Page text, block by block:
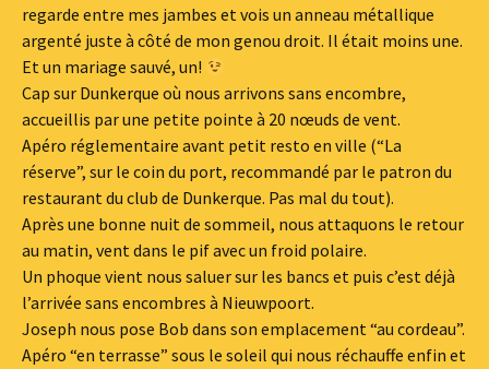
regarde entre mes jambes et vois un anneau métallique
argenté juste à côté de mon genou droit. Il était moins une.
Et un mariage sauvé, un!
Cap sur Dunkerque où nous arrivons sans encombre,
accueillis par une petite pointe à 20 nœuds de vent.
Apéro réglementaire avant petit resto en ville (“La
réserve”, sur le coin du port, recommandé par le patron du
restaurant du club de Dunkerque. Pas mal du tout).
Après une bonne nuit de sommeil, nous attaquons le retour
au matin, vent dans le pif avec un froid polaire.
Un phoque vient nous saluer sur les bancs et puis c’est déjà
l’arrivée sans encombres à Nieuwpoort.
Joseph nous pose Bob dans son emplacement “au cordeau”.
Apéro “en terrasse” sous le soleil qui nous réchauffe enfin et